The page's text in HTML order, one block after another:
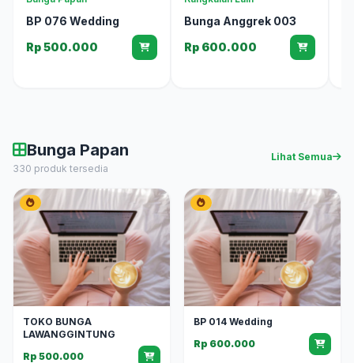
BP 076 Wedding
Rp 500.000
Bunga Anggrek 003
Rp 600.000
Bunga Papan
330 produk tersedia
Lihat Semua
TOKO BUNGA
LAWANGGINTUNG
Rp 500.000
BP 014 Wedding
Rp 600.000